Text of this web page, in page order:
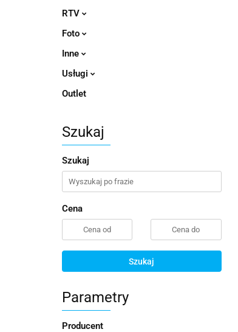
RTV
Foto
Inne
Usługi
Outlet
Szukaj
Szukaj
Cena
Szukaj
Parametry
Producent